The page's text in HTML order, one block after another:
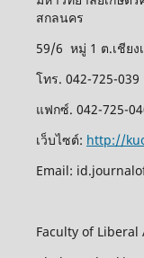
สกลนคร
59/6 หมู่ 1 ต.เชียง
โทร. 042-725-039
แฟกซ์. 042-725-
เว็บไซต์: http://
Email:
Faculty of